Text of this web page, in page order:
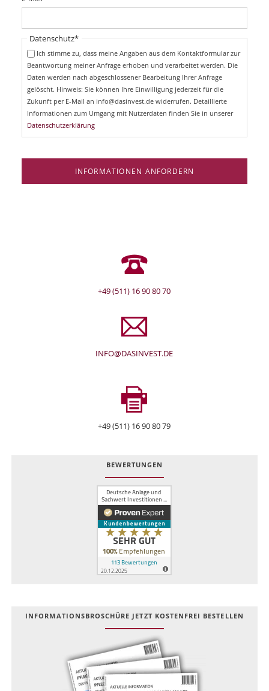
c
t
f
f
i
Pflichtfeld
Datenschutz*
Ich stimme zu, dass meine Angaben aus dem Kontaktformular zur
Beantwortung meiner Anfrage erhoben und verarbeitet werden. Die
Daten werden nach abgeschlossener Bearbeitung Ihrer Anfrage
gelöscht. Hinweis: Sie können Ihre Einwilligung jederzeit für die
Zukunft per E-Mail an info@dasinvest.de widerrufen. Detaillierte
Informationen zum Umgang mit Nutzerdaten finden Sie in unserer
Datenschutzerklärung
INFORMATIONEN ANFORDERN
+49 (511) 16 90 80 70
INFO@DASINVEST.DE
+49 (511) 16 90 80 79
BEWERTUNGEN
INFOR­MATIONS­BROSCHÜRE JETZT KOSTEN­FREI BESTELLEN